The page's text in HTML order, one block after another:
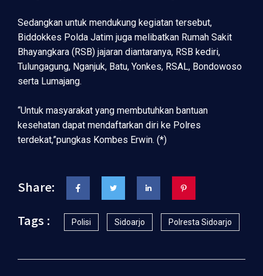
Sedangkan untuk mendukung kegiatan tersebut,
Biddokkes Polda Jatim juga melibatkan Rumah Sakit
Bhayangkara (RSB) jajaran diantaranya, RSB kediri,
Tulungagung, Nganjuk, Batu, Yonkes, RSAL, Bondowoso
serta Lumajang.
“Untuk masyarakat yang membutuhkan bantuan
kesehatan dapat mendaftarkan diri ke Polres
terdekat,”pungkas Kombes Erwin. (*)
Share:
Tags :
Polisi Sidoarjo Polresta Sidoarjo